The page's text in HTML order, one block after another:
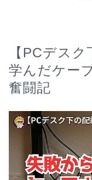
【PCデス
学んだケー
奮闘記